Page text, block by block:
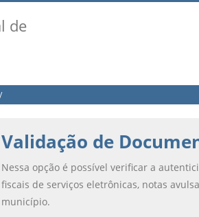
de
/
Validação de
Nessa opção é possível verificar a
fiscais de serviços eletrônicas, notas
município.